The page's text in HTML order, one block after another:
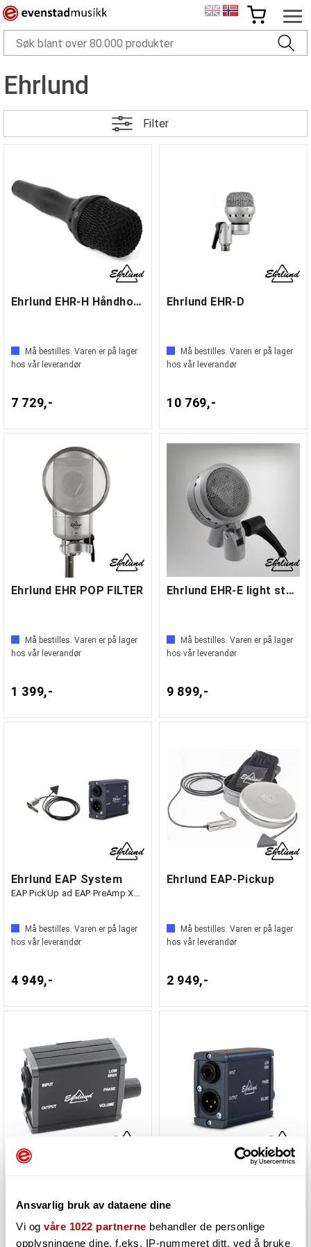
Ansvarlig bruk av dataene dine
Vi og våre 1022 partnerne behandler de personlige
opplysningene dine, f.eks. IP-nummeret ditt, ved å bruke
Ehrlund
Filter
Ehrlund EHR-H Håndholdt mikrofon
Må bestilles. Varen er på lager
hos vår leverandør
7 729,-
Ehrlund EHR-D
Må bestilles. Varen er på lager
hos vår leverandør
10 769,-
Ehrlund EHR POP FILTER
Må bestilles. Varen er på lager
hos vår leverandør
1 399,-
Ehrlund EHR-E light studio-mic (new XLR)
Må bestilles. Varen er på lager
hos vår leverandør
9 899,-
Ehrlund EAP System
EAP PickUp ad EAP PreAmp XLR 48V
Må bestilles. Varen er på lager
hos vår leverandør
4 949,-
Ehrlund EAP-Pickup
Må bestilles. Varen er på lager
hos vår leverandør
2 949,-
Ehrlund EAP-Preamp
hos vår leverandør
Ehrlund EAP-PrePhantom
hos vår leverandør